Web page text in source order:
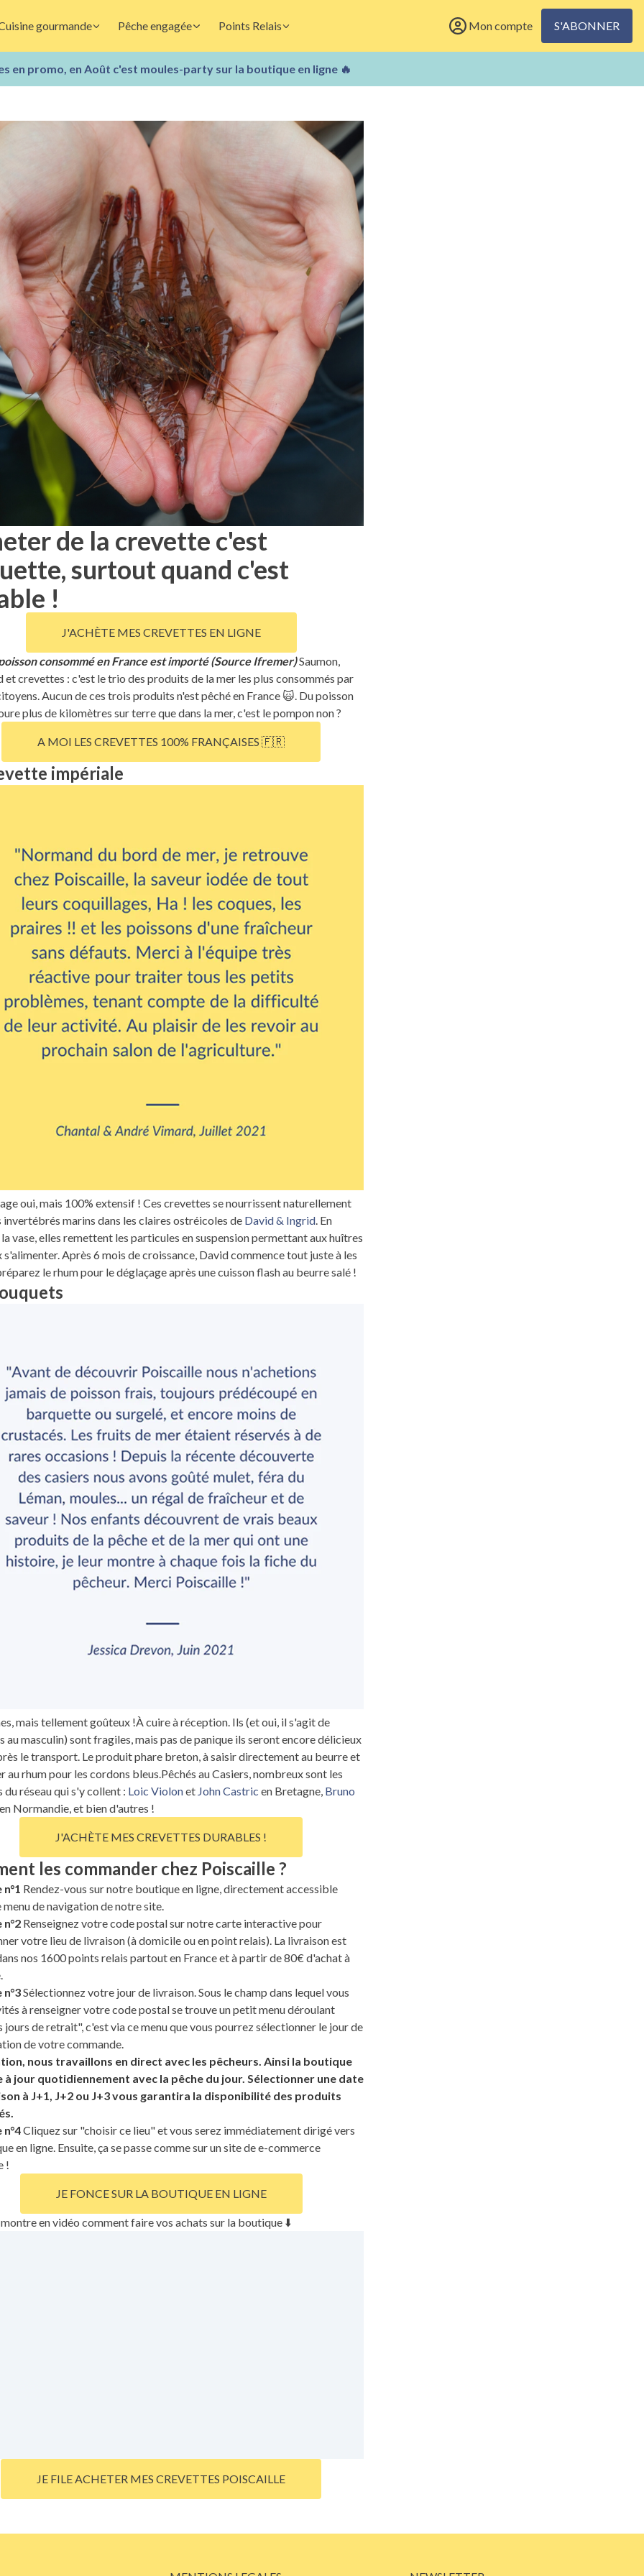
gourmande Pêche engagée Points Relais Mon compte S'ABONNER
en promo, en Août c'est moules-party sur la boutique en ligne 🔥
de la crevette c'est
surtout quand c'est
!
J'ACHÈTE MES CREVETTES EN LIGNE
consommé en France est importé (Source Ifremer)Saumon,
et crevettes : c'est le trio des produits de la mer les plus consommés par
Aucun de ces trois produits n'est pêché en France 🙀. Du poisson
plus de kilomètres sur terre que dans la mer, c'est le pompon non ?
A MOI LES CREVETTES 100% FRANÇAISES 🇫🇷
impériale
oui, mais 100% extensif ! Ces crevettes se nourrissent naturellement
marins dans les claires ostréicoles de David & Ingrid. En
vase, elles remettent les particules en suspension permettant aux huîtres
s'alimenter. Après 6 mois de croissance, David commence tout juste à les
le rhum pour le déglaçage après une cuisson flash au beurre salé !
mais tellement goûteux !À cuire à réception. Ils (et oui, il s'agit de
au masculin) sont fragiles, mais pas de panique ils seront encore délicieux
le transport. Le produit phare breton, à saisir directement au beurre et
au rhum pour les cordons bleus.Pêchés au Casiers, nombreux sont les
du réseau qui s'y collent : Loic Violonet John Castric en Bretagne, Bruno
Normandie, et bien d'autres !
J'ACHÈTE MES CREVETTES DURABLES !
les commander chez Poiscaille ?
n°1 Rendez-vous sur notre boutique en ligne, directement accessible
menu de navigation de notre site.
n°2 Renseignez votre code postal sur notre carte interactive pour
votre lieu de livraison (à domicile ou en point relais). La livraison est
nos 1600 points relais partout en France et à partir de 80€ d'achat à
n°3Sélectionnez votre jour de livraison. Sous le champ dans lequel vous
à renseigner votre code postal se trouve un petit menu déroulant
jours de retrait", c'est via ce menu que vous pourrez sélectionner le jour de
de votre commande.
nous travaillons en direct avec les pêcheurs. Ainsi la boutique
à jour quotidiennement avec la pêche du jour. Sélectionner une date
à J+1, J+2 ou J+3 vous garantira la disponibilité des produits
n°4Cliquez sur "choisir ce lieu" et vous serez immédiatement dirigé vers
en ligne. Ensuite, ça se passe comme sur un site de e-commerce
!
JE FONCE SUR LA BOUTIQUE EN LIGNE
en vidéo comment faire vos achats sur la boutique ⬇️
JE FILE ACHETER MES CREVETTES POISCAILLE